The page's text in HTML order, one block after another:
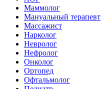
Маммолог
Мануальный терапевт
Массажист
Нарколог
Невролог
Нефролог
Онколог
Ортопед
Офтальмолог